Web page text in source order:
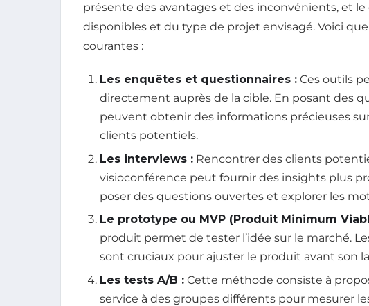
présente des avantages et des inconvénients, et
disponibles et du type de projet envisagé. Voici
courantes :
Les enquêtes et questionnaires : Ces outils
directement auprès de la cible. En posant des
peuvent obtenir des informations précieuses
clients potentiels.
Les interviews : Rencontrer des clients
visioconférence peut fournir des insights plus
poser des questions ouvertes et explorer les
Le prototype ou MVP (Produit Minimum
produit permet de tester l’idée sur le marché.
sont cruciaux pour ajuster le produit avant son
Les tests A/B : Cette méthode consiste à
service à des groupes différents pour mesurer